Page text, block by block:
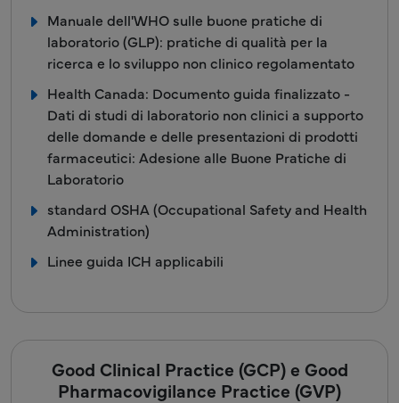
Manuale dell'WHO sulle buone pratiche di
laboratorio (GLP): pratiche di qualità per la
ricerca e lo sviluppo non clinico regolamentato
Health Canada: Documento guida finalizzato -
Dati di studi di laboratorio non clinici a supporto
delle domande e delle presentazioni di prodotti
farmaceutici: Adesione alle Buone Pratiche di
Laboratorio
standard OSHA (Occupational Safety and Health
Administration)
Linee guida ICH applicabili
Good Clinical Practice (GCP) e Good
Pharmacovigilance Practice (GVP)